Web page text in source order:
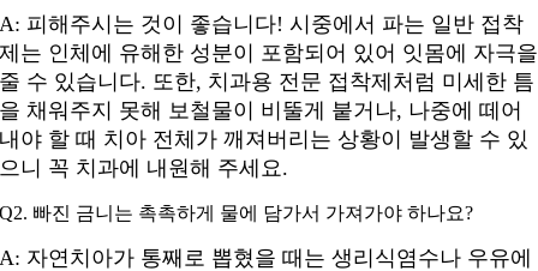
A: 피해주시는 것이 좋습니다! 시중에서 파는 일반 접착
제는 인체에 유해한 성분이 포함되어 있어 잇몸에 자극을
줄 수 있습니다. 또한, 치과용 전문 접착제처럼 미세한 틈
을 채워주지 못해 보철물이 비뚤게 붙거나, 나중에 떼어
내야 할 때 치아 전체가 깨져버리는 상황이 발생할 수 있
으니 꼭 치과에 내원해 주세요.
Q2. 빠진 금니는 촉촉하게 물에 담가서 가져가야 하나요?
A: 자연치아가 통째로 뽑혔을 때는 생리식염수나 우유에